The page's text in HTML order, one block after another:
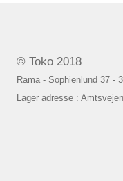
© Toko 2018
Rama - Sophienlund 37 -
Lager adresse :